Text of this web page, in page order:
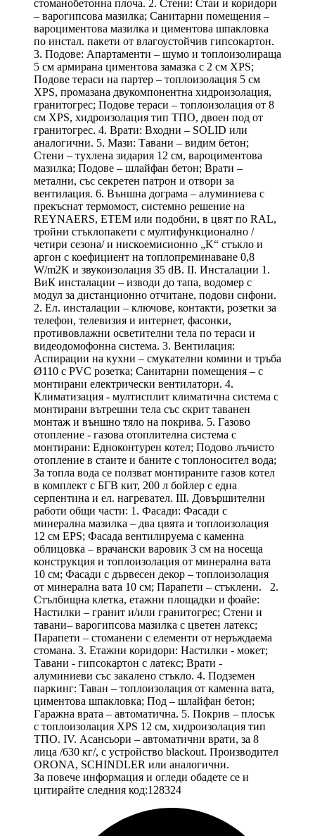
стоманобетонна плоча. 2. Стени: Стаи и коридори
– варогипсова мазилка; Санитарни помещения –
вароциментова мазилка и циментова шпакловка
по инстал. пакети от влагоустойчив гипсокартон.
3. Подове: Апартаменти – шумо и топлоизолираща
5 см армирана циментова замазка с 2 см XPS;
Подове тераси на партер – топлоизолация 5 см
XPS, промазана двукомпонентна хидроизолация,
гранитогрес; Подове тераси – топлоизолация от 8
см XPS, хидроизолация тип ТПО, двоен под от
гранитогрес. 4. Врати: Входни – SOLID или
аналогични. 5. Мази: Тавани – видим бетон;
Стени – тухлена зидария 12 см, вароциментова
мазилка; Подове – шлайфан бетон; Врати –
метални, със секретен патрон и отвори за
вентилация. 6. Външна дограма – алуминиева с
прекъснат термомост, системно решение на
REYNAERS, ETEM или подобни, в цвят по RAL,
тройни стъклопакети с мултифункционално /
четири сезона/ и нискоемисионно „K“ стъкло и
аргон с коефициент на топлопреминаване 0,8
W/m2K и звукоизолация 35 dB. II. Инсталации 1.
ВиК инсталации – изводи до тапа, водомер с
модул за дистанционно отчитане, подови сифони.
2. Ел. инсталации – ключове, контакти, розетки за
телефон, телевизия и интернет, фасонки,
противовлажни осветителни тела по тераси и
видеодомофонна система. 3. Вентилация:
Аспирации на кухни – смукателни комини и тръба
Ø110 с РVС розетка; Санитарни помещения – с
монтирани електрически вентилатори. 4.
Климатизация - мултисплит климатична система с
монтирани вътрешни тела със скрит таванен
монтаж и външно тяло на покрива. 5. Газово
отопление - газова отоплителна система с
монтирани: Едноконтурен котел; Подово лъчисто
отопление в стаите и баните с топлоносител вода;
За топла вода се ползват монтираните газов котел
в комплект с БГВ кит, 200 л бойлер с една
серпентина и ел. нагревател. III. Довършителни
работи общи части: 1. Фасади: Фасади с
минерална мазилка – два цвята и топлоизолация
12 см EPS; Фасада вентилируема с каменна
облицовка – врачански варовик 3 см на носеща
конструкция и топлоизолация от минерална вата
10 см; Фасади с дървесен декор – топлоизолация
от минерална вата 10 см; Парапети – стъклени. 2.
Стълбищна клетка, етажни площадки и фоайе:
Настилки – гранит и/или гранитогрес; Стени и
тавани– варогипсова мазилка с цветен латекс;
Парапети – стоманени с елементи от неръждаема
стомана. 3. Етажни коридори: Настилки - мокет;
Тавани - гипсокартон с латекс; Врати -
алуминиеви със закалено стъкло. 4. Подземен
паркинг: Таван – топлоизолация от каменна вата,
циментова шпакловка; Под – шлайфан бетон;
Гаражна врата – автоматична. 5. Покрив – плосък
с топлоизолация XPS 12 см, хидроизолация тип
ТПО. IV. Асансьори – автоматични врати, за 8
лица /630 кг/, с устройство blackout. Производител
ORONA, SCHINDLER или аналогични.
За повече информация и огледи обадете се и
цитирайте следния код:128324